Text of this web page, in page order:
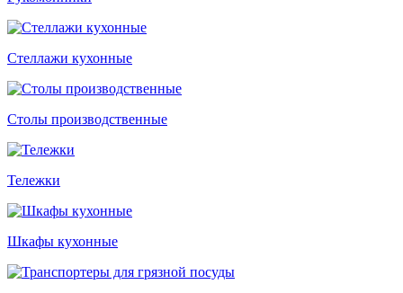
Стеллажи кухонные
Столы производственные
Тележки
Шкафы кухонные